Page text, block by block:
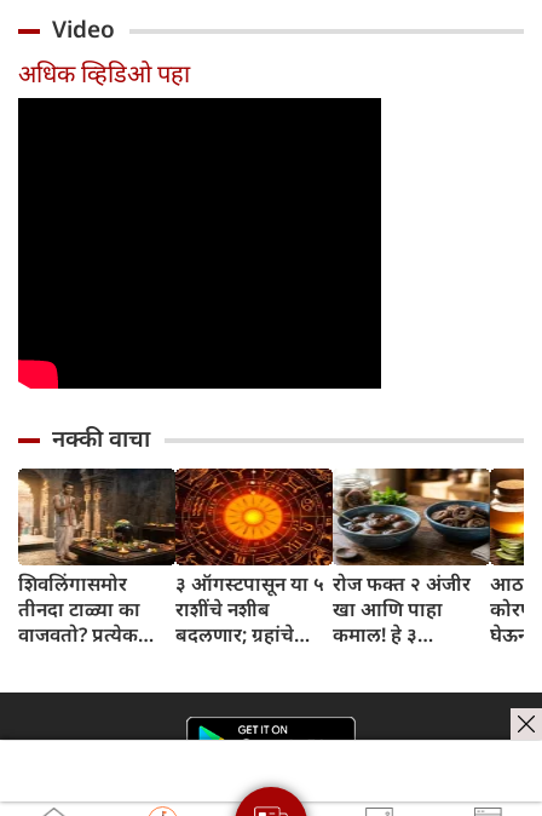
लाडू
मिळवा
Video
अधिक व्हिडिओ पहा
नक्की वाचा
शिवलिंगासमोर
तीनदा टाळ्या का
वाजवतो? प्रत्येक
३ ऑगस्टपासून या ५
राशींचे नशीब
बदलणार; ग्रहांचे
दिवसांची सुरुवात
होईल
रोज फक्त २ अंजीर
खा आणि पाहा
कमाल! हे ३
आहेत का?
घेऊन
घ्या